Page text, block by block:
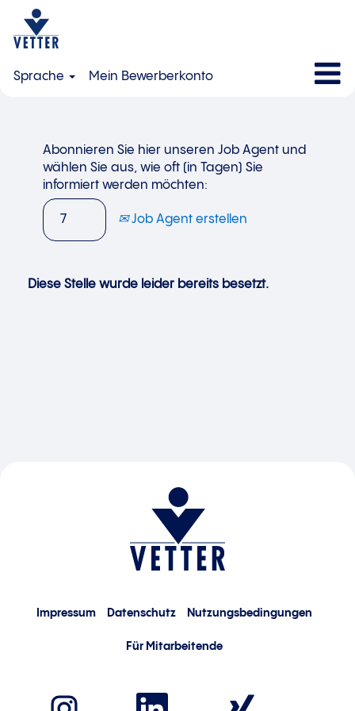
Sprache Mein Bewerberkonto
Abonnieren Sie hier unseren Job Agent und
wählen Sie aus, wie oft (in Tagen) Sie
informiert werden möchten:
Job Agent erstellen
Diese Stelle wurde leider bereits besetzt.
Impressum Datenschutz Nutzungsbedingungen
Für Mitarbeitende
W
W